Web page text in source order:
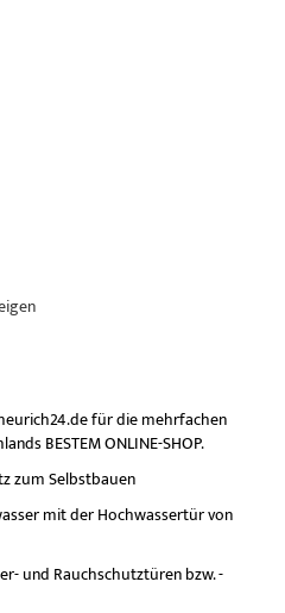
für die mehrfachen
BESTEM ONLINE-SHOP.
zum Selbstbauen
mit der Hochwassertür von
und Rauchschutztüren bzw. -